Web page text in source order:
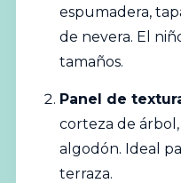
espumadera,
de nevera. El
tamaños.
Panel de
corteza de
algodón. Ideal
terraza.